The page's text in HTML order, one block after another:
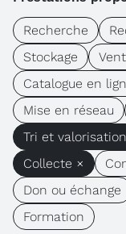
Recherche
Stockage
Catalogue en
Mise en réseau
Tri et
Collecte ×
Don ou échange
Formation